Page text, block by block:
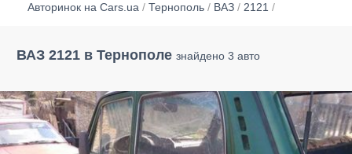
Авторинок на Cars.ua / Тернополь / ВАЗ / 2121 /
ВАЗ 2121 в Тернополе знайдено 3 авто